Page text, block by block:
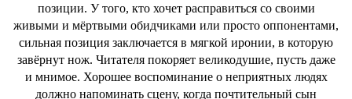
позиции. У того, кто хочет расправиться со своими
живыми и мёртвыми обидчиками или просто оппонентами,
сильная позиция заключается в мягкой иронии, в которую
завёрнут нож. Читателя покоряет великодушие, пусть даже
и мнимое. Хорошее воспоминание о неприятных людях
должно напоминать сцену, когда почтительный сын